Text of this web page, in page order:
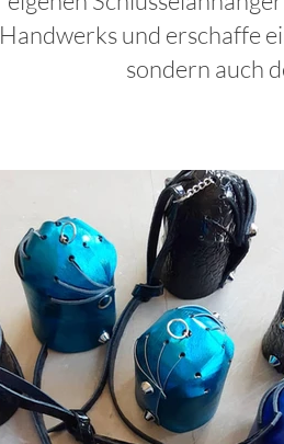
Handwerks und erschaffe
sondern auch